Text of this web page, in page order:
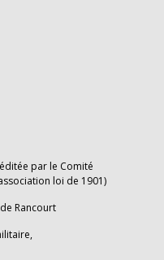
par le Comité
loi de 1901)
Rancourt